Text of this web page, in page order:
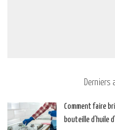
Derniers
Comment faire
bouteille d’huile